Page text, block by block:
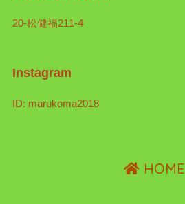
20-松健福211-4
Instagram
ID: marukoma2018
HOME